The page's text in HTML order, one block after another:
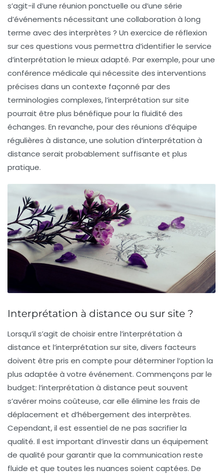
s’agit-il d’une réunion ponctuelle ou d’une série
d’événements nécessitant une collaboration à long
terme avec des interprètes ? Un exercice de réflexion
sur ces questions vous permettra d’identifier le service
d’interprétation le mieux adapté. Par exemple, pour une
conférence médicale qui nécessite des interventions
précises dans un contexte façonné par des
terminologies complexes, l’interprétation sur site
pourrait être plus bénéfique pour la fluidité des
échanges. En revanche, pour des réunions d’équipe
régulières à distance, une solution d’interprétation à
distance serait probablement suffisante et plus
pratique.
Interprétation à distance ou sur site ?
Lorsqu’il s’agit de choisir entre l’interprétation à
distance et l’interprétation sur site, divers facteurs
doivent être pris en compte pour déterminer l’option la
plus adaptée à votre événement. Commençons par le
budget: l’interprétation à distance peut souvent
s’avérer moins coûteuse, car elle élimine les frais de
déplacement et d’hébergement des interprètes.
Cependant, il est essentiel de ne pas sacrifier la
qualité. Il est important d’investir dans un équipement
de qualité pour garantir que la communication reste
fluide et que toutes les nuances soient captées. De